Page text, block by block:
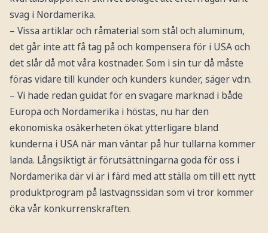
svag i Nordamerika.
– Vissa artiklar och råmaterial som stål och aluminum,
det går inte att få tag på och kompensera för i USA och
det slår då mot våra kostnader. Som i sin tur då måste
föras vidare till kunder och kunders kunder, säger vd:n.
– Vi hade redan guidat för en svagare marknad i både
Europa och Nordamerika i höstas, nu har den
ekonomiska osäkerheten ökat ytterligare bland
kunderna i USA när man väntar på hur tullarna kommer
landa. Långsiktigt är förutsättningarna goda för oss i
Nordamerika där vi är i färd med att ställa om till ett nytt
produktprogram på lastvagnssidan som vi tror kommer
öka vår konkurrenskraften.